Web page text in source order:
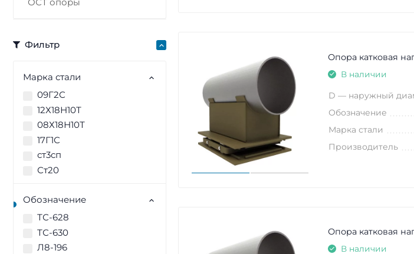
Фильтр
Марка стали
09Г2С
12Х18Н10Т
08Х18Н10Т
17Г1С
ст3сп
Ст20
Обозначение
ТС-628
ТС-630
Л8-196
Опора катковая
В наличии
D — наружный
Обозначение
Марка стали
Производитель
Опора катковая
В наличии